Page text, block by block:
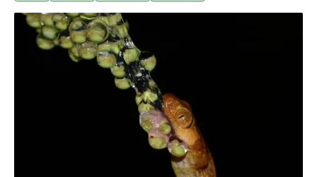
約的保護傘之下，急需保育行動。1/2保育物種仍陷危機
《遷徙物種保育公約》第15屆締約方大會（CMS
COP15）3月23-29日在巴西坎波韋爾迪（Campo
Verde）召開，132國與歐盟代表與會。會中確定雪鴞、無
溝雙髻鯊（Sphyrna mokarran）、巨水獺（Pteronura
brasiliensis）、條紋鬣狗（Hyaena hyaena）等40種生物
列入國際保育名單，締約國須依法保護、恢復棲地、減少
遷徙障礙。會前公布的《全球遷徙物種狀態》（State of